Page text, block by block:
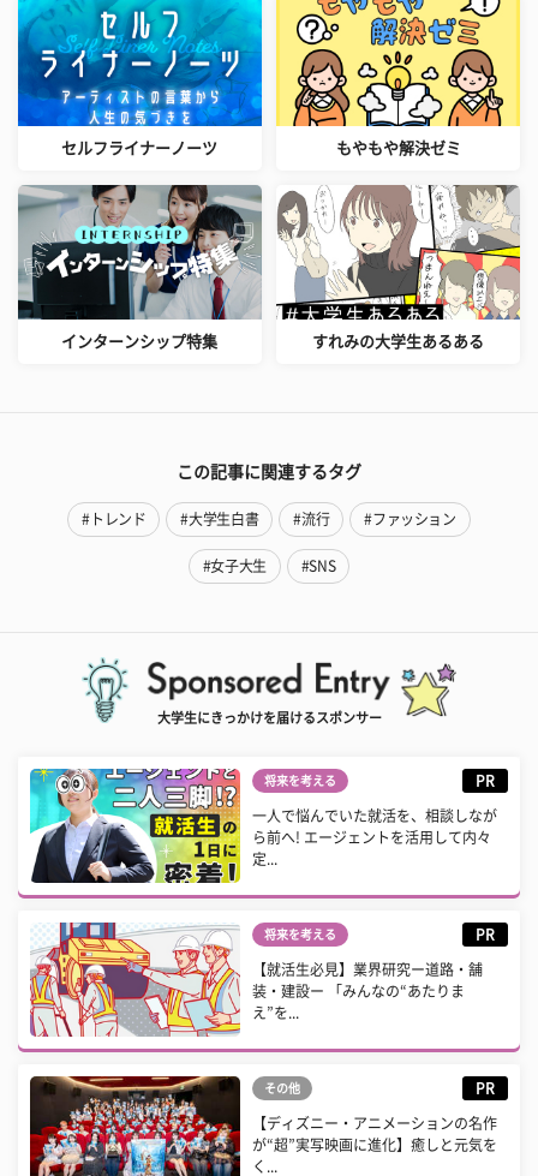
セルフライナーノーツ もやもや解決ゼミ
インターンシップ特集 すれみの大学生あるある
この記事に関連するタグ
#トレンド #大学生白書 #流行 #ファッション
#女子大生 #SNS
大学生にきっかけを届けるスポンサー
将来を考える PR
一人で悩んでいた就活を、相談しなが
ら前へ! エージェントを活用して内々
定...
将来を考える PR
【就活生必見】業界研究ー道路・舗
装・建設ー 「みんなの“あたりま
え”を...
その他 PR
【ディズニー・アニメーションの名作
が“超”実写映画に進化】癒しと元気を
く...